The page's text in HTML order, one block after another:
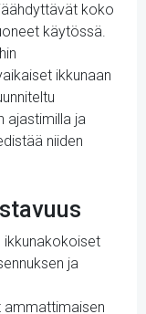
koko
käytössä.
ikkunaan
ajastimilla ja
niiden
ikkunakokoiset
ja
ammattimaisen